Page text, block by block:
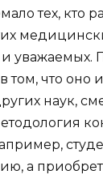
тех, кто
и уважаемых.
том, что оно
наук,
а